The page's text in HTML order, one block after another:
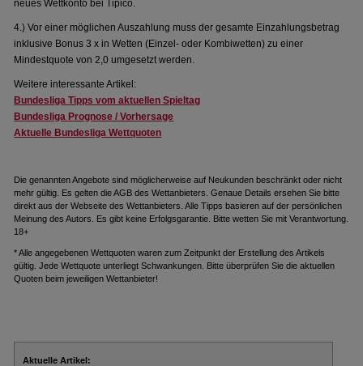
neues Wettkonto bei Tipico.
4.) Vor einer möglichen Auszahlung muss der gesamte Einzahlungsbetrag
inklusive Bonus 3 x in Wetten (Einzel- oder Kombiwetten) zu einer
Mindestquote von 2,0 umgesetzt werden.
Weitere interessante Artikel:
Bundesliga Tipps vom aktuellen Spieltag
Bundesliga Prognose / Vorhersage
Aktuelle Bundesliga Wettquoten
Die genannten Angebote sind möglicherweise auf Neukunden beschränkt oder nicht
mehr gültig. Es gelten die AGB des Wettanbieters. Genaue Details ersehen Sie bitte
direkt aus der Webseite des Wettanbieters. Alle Tipps basieren auf der persönlichen
Meinung des Autors. Es gibt keine Erfolgsgarantie. Bitte wetten Sie mit Verantwortung.
18+
* Alle angegebenen Wettquoten waren zum Zeitpunkt der Erstellung des Artikels
gültig. Jede Wettquote unterliegt Schwankungen. Bitte überprüfen Sie die aktuellen
Quoten beim jeweiligen Wettanbieter!
Aktuelle Artikel: